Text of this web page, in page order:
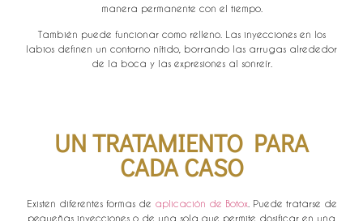
manera permanente con el tiempo.
También puede funcionar como relleno. Las inyecciones en los
labios definen un contorno nítido, borrando las arrugas alrededor
de la boca y las expresiones al sonreír.
UN TRATAMIENTO PARA
CADA CASO
Existen diferentes formas de aplicación de Botox . Puede tratarse de
pequeñas inyecciones o de una sola que permite dosificar en una